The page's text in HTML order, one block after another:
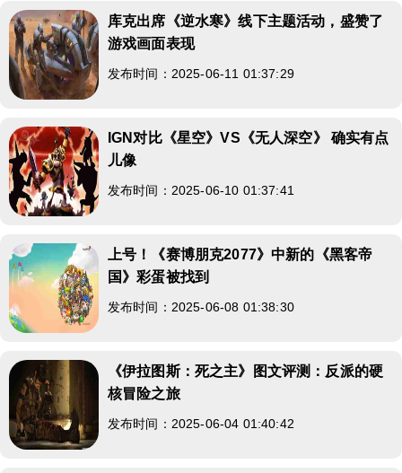
库克出席《逆水寒》线下主题活动，盛赞了
游戏画面表现
发布时间：2025-06-11 01:37:29
IGN对比《星空》VS《无人深空》 确实有点
儿像
发布时间：2025-06-10 01:37:41
上号！《赛博朋克2077》中新的《黑客帝
国》彩蛋被找到
发布时间：2025-06-08 01:38:30
《伊拉图斯：死之主》图文评测：反派的硬
核冒险之旅
发布时间：2025-06-04 01:40:42